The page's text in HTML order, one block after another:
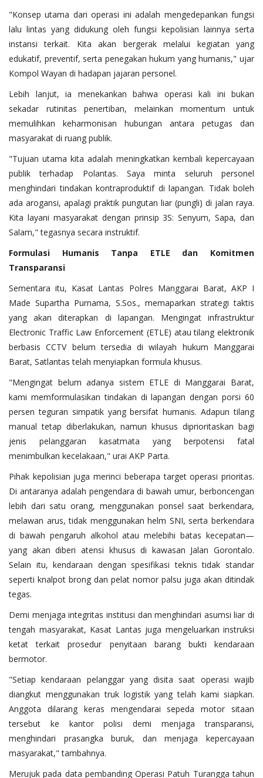
‎"Konsep utama dari operasi ini adalah mengedepankan fungsi
lalu lintas yang didukung oleh fungsi kepolisian lainnya serta
instansi terkait. Kita akan bergerak melalui kegiatan yang
edukatif, preventif, serta penegakan hukum yang humanis," ujar
Kompol Wayan di hadapan jajaran personel.
‎Lebih lanjut, ia menekankan bahwa operasi kali ini bukan
sekadar rutinitas penertiban, melainkan momentum untuk
memulihkan keharmonisan hubungan antara petugas dan
masyarakat di ruang publik.
‎"Tujuan utama kita adalah meningkatkan kembali kepercayaan
publik terhadap Polantas. Saya minta seluruh personel
menghindari tindakan kontraproduktif di lapangan. Tidak boleh
ada arogansi, apalagi praktik pungutan liar (pungli) di jalan raya.
Kita layani masyarakat dengan prinsip 3S: Senyum, Sapa, dan
Salam," tegasnya secara instruktif.
Formulasi
Humanis Tanpa ETLE dan
Komitmen
Transparansi
‎Sementara itu, Kasat Lantas Polres Manggarai Barat, AKP I
Made Supartha Purnama, S.Sos., memaparkan strategi taktis
yang akan diterapkan di lapangan. Mengingat infrastruktur
Electronic Traffic Law Enforcement (ETLE) atau tilang elektronik
berbasis CCTV belum tersedia di wilayah hukum Manggarai
Barat, Satlantas telah menyiapkan formula khusus.
‎"Mengingat belum adanya sistem ETLE di Manggarai Barat,
kami memformulasikan tindakan di lapangan dengan porsi 60
persen teguran simpatik yang bersifat humanis. Adapun tilang
manual tetap diberlakukan, namun khusus diprioritaskan bagi
jenis pelanggaran kasatmata yang berpotensi fatal
menimbulkan kecelakaan," urai AKP Parta.
‎Pihak kepolisian juga merinci beberapa target operasi prioritas.
Di antaranya adalah pengendara di bawah umur, berboncengan
lebih dari satu orang, menggunakan ponsel saat berkendara,
melawan arus, tidak menggunakan helm SNI, serta berkendara
di bawah pengaruh alkohol atau melebihi batas kecepatan—
yang akan diberi atensi khusus di kawasan Jalan Gorontalo.
Selain itu, kendaraan dengan spesifikasi teknis tidak standar
seperti knalpot brong dan pelat nomor palsu juga akan ditindak
tegas.
‎Demi menjaga integritas institusi dan menghindari asumsi liar di
tengah masyarakat, Kasat Lantas juga mengeluarkan instruksi
ketat terkait prosedur penyitaan barang bukti kendaraan
bermotor.
‎"Setiap kendaraan pelanggar yang disita saat operasi wajib
diangkut menggunakan truk logistik yang telah kami siapkan.
Anggota dilarang keras mengendarai sepeda motor sitaan
tersebut ke kantor polisi demi menjaga transparansi,
menghindari prasangka buruk, dan menjaga kepercayaan
masyarakat," tambahnya.
‎Merujuk pada data pembanding Operasi Patuh Turangga tahun